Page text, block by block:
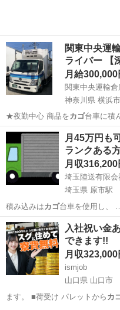
関東中央運
ライバー 【
月給300,000
関東中央運輸
神奈川県 横浜市
★夜勤中心 商品をカゴ台車に積
台車ごとお客様の手… らスーパ
神奈川 横浜市 配送
月45万円も
ランクある
月収316,200
埼玉陸送有限会
埼玉県 原市駅
積み込みはカゴ台車を使用し、
込み …
埼玉 さいたま市 原市駅
入社祝い金
できます!!
月収323,000
ismjob
山口県 山口市
ます。 ■荷受け パレットから カ